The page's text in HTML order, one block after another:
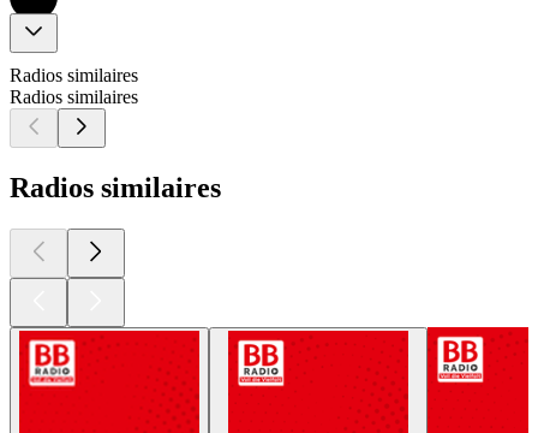
Radios similaires
Radios similaires
Radios similaires